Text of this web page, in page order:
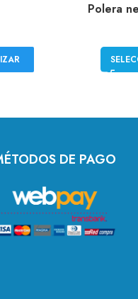
Polera
DE PAGO